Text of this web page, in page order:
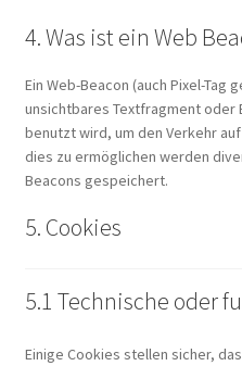
4. Was ist ein Web
Ein Web-Beacon (auch Pixel-Tag
unsichtbares Textfragment oder
benutzt wird, um den Verkehr
dies zu ermöglichen werden
Beacons gespeichert.
5. Cookies
5.1 Technische oder
Einige Cookies stellen sicher,